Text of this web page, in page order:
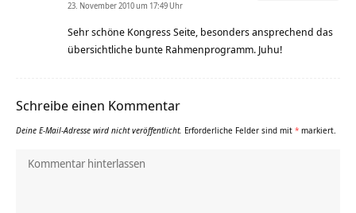
23. November 2010 um 17:49 Uhr
Sehr schöne Kongress Seite, besonders ansprechend das
übersichtliche bunte Rahmenprogramm. Juhu!
Schreibe einen Kommentar
Deine E-Mail-Adresse wird nicht veröffentlicht. Erforderliche Felder sind mit * markiert.